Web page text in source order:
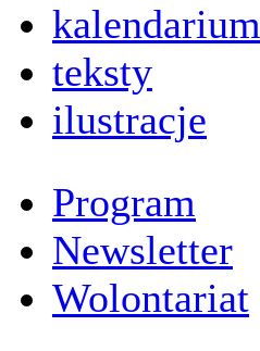
kalendarium
teksty
ilustracje
Program
Newsletter
Wolontariat